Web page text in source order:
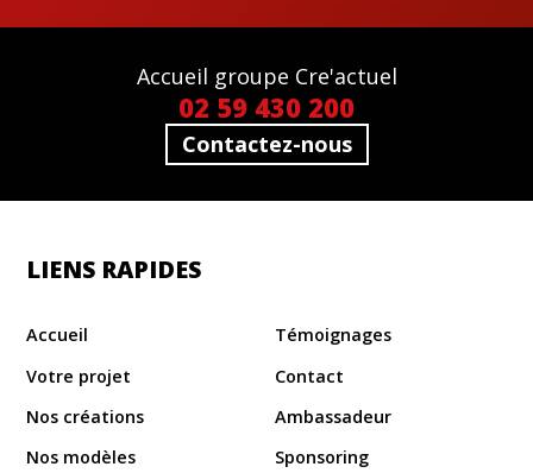
Accueil groupe Cre'actuel
02 59 430 200
Contactez-nous
LIENS RAPIDES
Accueil
Votre projet
Nos créations
Nos modèles
Témoignages
Contact
Ambassadeur
Sponsoring